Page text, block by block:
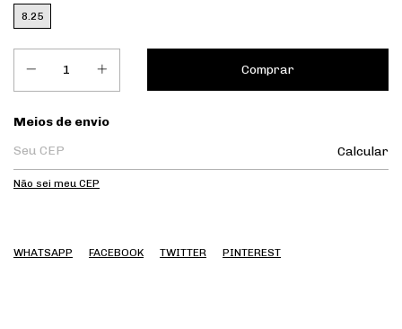
8.25
Entregas para o CEP:
Meios de envio
Calcular
Não sei meu CEP
WHATSAPP FACEBOOK TWITTER PINTEREST